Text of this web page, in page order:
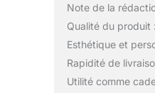
Note de la
Qualité du produit :
Esthétique et
Rapidité de
Utilité comme